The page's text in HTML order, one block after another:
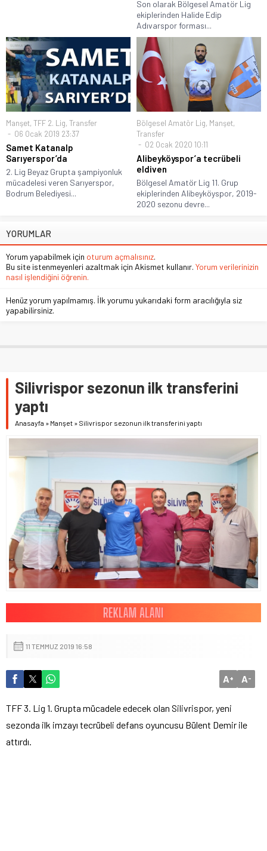
Son olarak Bölgesel Amatör Lig
ekiplerinden Halide Edip
Adıvarspor forması...
Manşet, TFF 2. Lig, Transfer
06 Ocak 2019 23:37
Samet Katanalp
Sarıyerspor’da
2. Lig Beyaz Grupta şampiyonluk
mücadelesi veren Sarıyerspor,
Bodrum Belediyesi...
Bölgesel Amatör Lig, Manşet,
Transfer
02 Ocak 2020 10:11
Alibeyköyspor’a tecrübeli
eldiven
Bölgesel Amatör Lig 11. Grup
ekiplerinden Alibeyköyspor, 2019-
2020 sezonu devre...
YORUMLAR
Yorum yapabilmek için oturum açmalısınız.
Bu site istenmeyenleri azaltmak için Akismet kullanır. Yorum verilerinizin
nasıl işlendiğini öğrenin.
Henüz yorum yapılmamış. İlk yorumu yukarıdaki form aracılığıyla siz
yapabilirsiniz.
Silivrispor sezonun ilk transferini
yaptı
Anasayfa » Manşet » Silivrispor sezonun ilk transferini yaptı
11 TEMMUZ 2019 16:58
A+ A-
TFF 3. Lig 1. Grupta mücadele edecek olan Silivrispor, yeni
sezonda ilk imzayı tecrübeli defans oyuncusu Bülent Demir ile
attırdı.